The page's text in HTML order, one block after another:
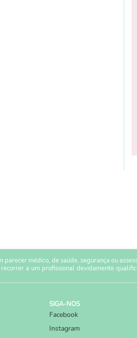
médico, de saúde, segurança ou
a um profissional devidamente
SIGA-NOS
Facebook
Instagram